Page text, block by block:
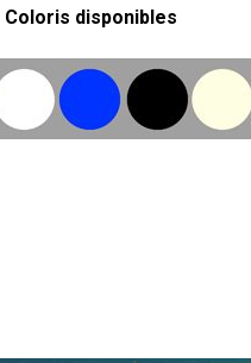
Coloris disponibles